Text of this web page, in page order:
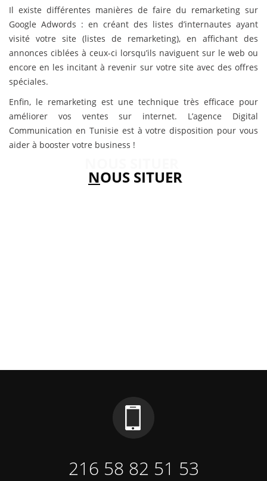
Il existe différentes manières de faire du remarketing sur
Google Adwords : en créant des listes d’internautes ayant
visité votre site (listes de remarketing), en affichant des
annonces ciblées à ceux-ci lorsqu’ils naviguent sur le web ou
encore en les incitant à revenir sur votre site avec des offres
spéciales.
Enfin, le remarketing est une technique très efficace pour
améliorer vos ventes sur internet. L’agence Digital
Communication en Tunisie est à votre disposition pour vous
aider à booster votre business !
NOUS SITUER
216 58 82 51 53